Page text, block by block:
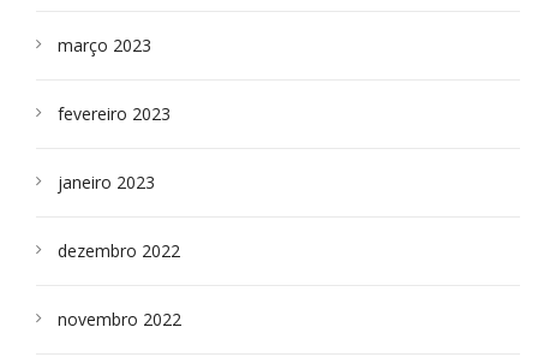
março 2023
fevereiro 2023
janeiro 2023
dezembro 2022
novembro 2022